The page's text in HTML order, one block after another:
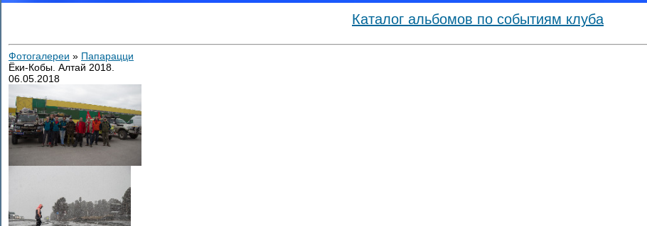
Каталог альбомов по событиям клуба
Фотогалереи » Папарацци
Ёки-Кобы. Алтай 2018.
06.05.2018